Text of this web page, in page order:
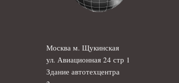
Москва м. Щукинская
ул. Авиационная 24 стр 1
Здание автотехцентра